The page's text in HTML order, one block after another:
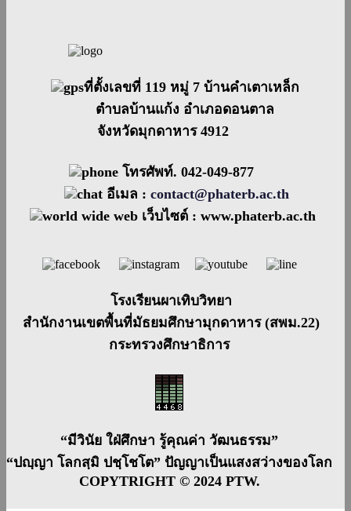
ที่ตั้งเลขที่ 119 หมู่ 7 บ้านคำเตาเหล็ก
ตำบลบ้านแก้ง อำเภอดอนตาล
จังหวัดมุกดาหาร 4912
โทรศัพท์. 042-049-877
อีเมล : contact@phaterb.ac.th
เว็บไซต์ : www.phaterb.ac.th
โรงเรียนผาเทิบวิทยา
สำนักงานเขตพื้นที่มัธยมศึกษามุกดาหาร (สพม.22)
กระทรวงศึกษาธิการ
“มีวินัย ใฝ่ศึกษา รู้คุณค่า วัฒนธรรม”
“ปญฺญา โลกสฺมิ ปชฺโชโต” ปัญญาเป็นแสงสว่างของโลก
COPYTRIGHT © 2024 PTW.